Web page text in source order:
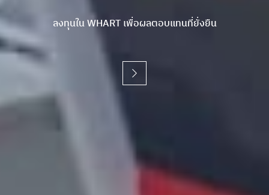
ลงทุนใน WHART เพื่อผลตอบแทนที่ยั่งยืน
ลงทุนใน WHART เพื่อผลตอบแทนที่ยั่งยืน
ลงทุนใน WHART เพื่อผลตอบแทนที่ยั่งยืน